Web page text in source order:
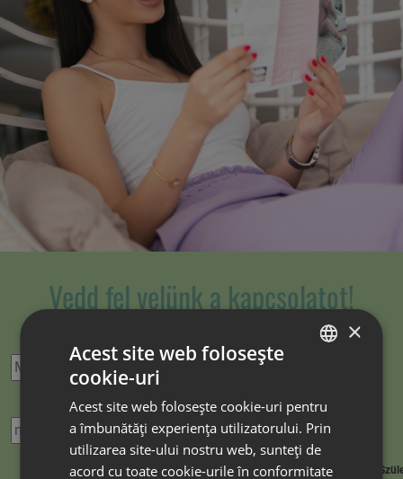
Vedd fel velünk a kapcsolatot!
E-mail cím*
Telefonszám*
ROMANIAN
×
Acest site web folosește
cookie-uri
Acest site web folosește cookie-uri pentru
a îmbunătăți experiența utilizatorului. Prin
utilizarea site-ului nostru web, sunteți de
acord cu toate cookie-urile în conformitate